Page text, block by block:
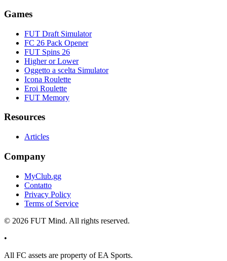
Games
FUT Draft Simulator
FC 26 Pack Opener
FUT Spins 26
Higher or Lower
Oggetto a scelta Simulator
Icona Roulette
Eroi Roulette
FUT Memory
Resources
Articles
Company
MyClub.gg
Contatto
Privacy Policy
Terms of Service
© 2026 FUT Mind. All rights reserved.
•
All FC assets are property of EA Sports.